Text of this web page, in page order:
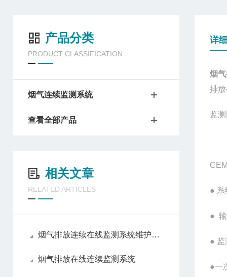
产品分类
PRODUCT CLASSIFICATION
烟气连续监测系统
查看全部产品
相关文章
RELATED ARTICLES
烟气排放连续在线监测系统维护方法
烟气排放在线连续监测系统
详
烟
排
监
● 系
● 输
● 监
●一